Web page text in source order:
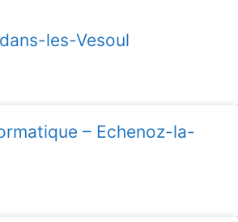
les-Vesoul
– Echenoz-la-